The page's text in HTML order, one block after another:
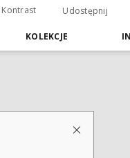
Kontrast Udostępnij
KOLEKCJE